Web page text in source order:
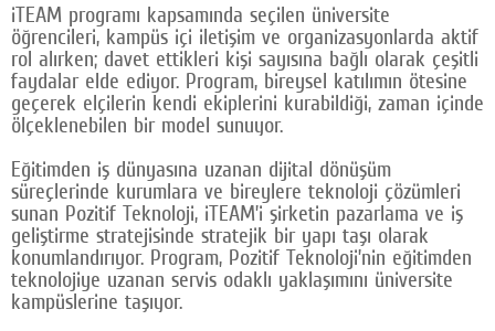
iTEAM programı kapsamında seçilen üniversite
öğrencileri, kampüs içi iletişim ve organizasyonlarda aktif
rol alırken; davet ettikleri kişi sayısına bağlı olarak çeşitli
faydalar elde ediyor. Program, bireysel katılımın ötesine
geçerek elçilerin kendi ekiplerini kurabildiği, zaman içinde
ölçeklenebilen bir model sunuyor.
Eğitimden iş dünyasına uzanan dijital dönüşüm
süreçlerinde kurumlara ve bireylere teknoloji çözümleri
sunan Pozitif Teknoloji, iTEAM’i şirketin pazarlama ve iş
geliştirme stratejisinde stratejik bir yapı taşı olarak
konumlandırıyor. Program, Pozitif Teknoloji’nin eğitimden
teknolojiye uzanan servis odaklı yaklaşımını üniversite
kampüslerine taşıyor.